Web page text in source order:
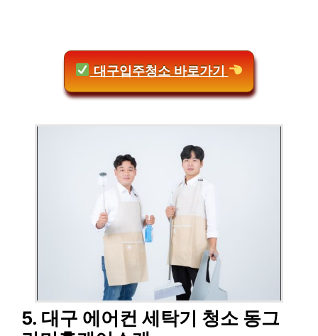
대구입주청소 바로가기
5. 대구 에어컨 세탁기 청소 동그